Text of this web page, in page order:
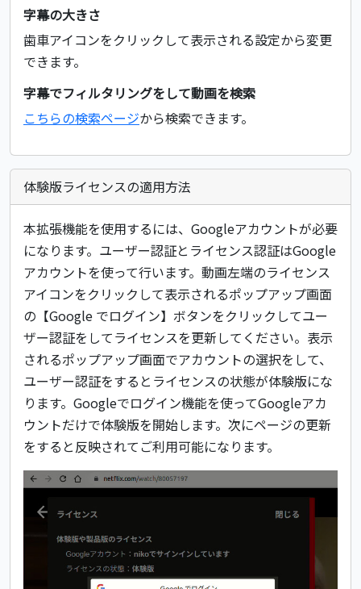
字幕の大きさ
歯車アイコンをクリックして表示される設定から変更
できます。
字幕でフィルタリングをして動画を検索
こちらの検索ページから検索できます。
体験版ライセンスの適用方法
本拡張機能を使用するには、Googleアカウントが必要
になります。ユーザー認証とライセンス認証はGoogle
アカウントを使って行います。動画左端のライセンス
アイコンをクリックして表示されるポップアップ画面
の【Google でログイン】ボタンをクリックしてユー
ザー認証をしてライセンスを更新してください。表示
されるポップアップ画面でアカウントの選択をして、
ユーザー認証をするとライセンスの状態が体験版にな
ります。Googleでログイン機能を使ってGoogleアカ
ウントだけで体験版を開始します。次にページの更新
をすると反映されてご利用可能になります。